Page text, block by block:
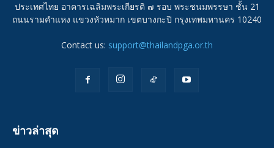
ประเทศไทย อาคารเฉลิมพระเกียรติ ๗ รอบ พระชนมพรรษา ชั้น 21
ถนนรามคำแหง แขวงหัวหมาก เขตบางกะปิ กรุงเทพมหานคร 10240
Contact us: support@thailandpga.or.th
ข่าวล่าสุด